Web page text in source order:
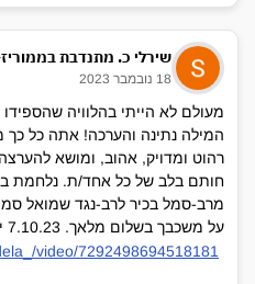
שירלי כ. מתנדבת
18 נובמבר 2023
מעולם לא הייתי בהלוויה
המילה נתינה והערכה! אתה כל כך
רהוט ומדויק, אהוב, ומושא
חותם בלב של כל אחד/ת. נלחמת
מרב-סמל בכיר לרב-נגד שמואל
על משכבך בשלום מלאך. 7.10.23 יש לי חור בלב בצורה שלך💔🥀
video/7292498694518181